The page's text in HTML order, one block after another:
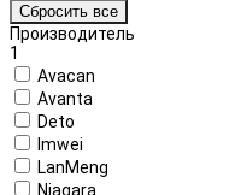
Сбросить все
Производитель
1
Avacan
Avanta
Deto
Imwei
LanMeng
Niagara